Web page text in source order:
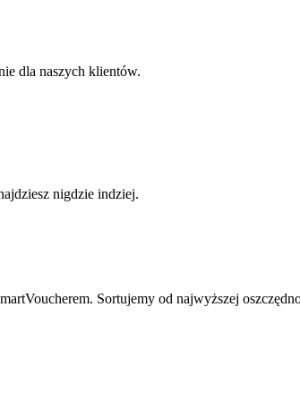
dla naszych klientów.
nigdzie indziej.
Sortujemy od najwyższej